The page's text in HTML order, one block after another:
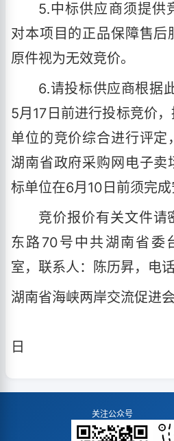
5.中标供应商须提供
对本项目的正品保障售后
原件视为无效竞价。
6.请投标供应商根据
5月17日前进行投标竞价
单位的竞价综合进行评定
湖南省政府采购网电子卖
标单位在6月10日前须完成
竞价报价有关文件请
东路70号中共湖南省委
室，联系人：陈历昇，电
湖南省海峡两岸交流促进会
2022
日
关注公众号